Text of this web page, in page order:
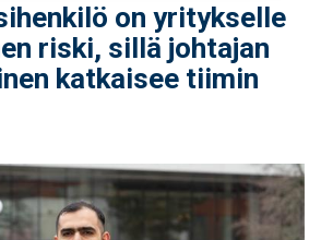
on yritykselle
riski, sillä johtajan
katkaisee tiimin